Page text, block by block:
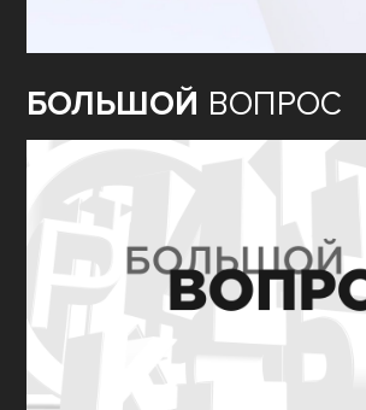
БОЛЬШОЙ ВОПРОС